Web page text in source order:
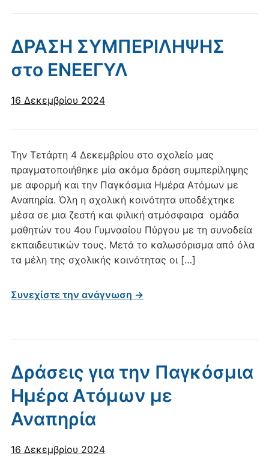
ΔΡΑΣΗ ΣΥΜΠΕΡΙΛΗΨΗΣ
στο ΕΝΕΕΓΥΛ
16 Δεκεμβρίου 2024
Την Τετάρτη 4 Δεκεμβρίου στο σχολείο μας
πραγματοποιήθηκε μία ακόμα δράση συμπερίληψης
με αφορμή και την Παγκόσμια Ημέρα Ατόμων με
Αναπηρία. Όλη η σχολική κοινότητα υποδέχτηκε
μέσα σε μια ζεστή και φιλική ατμόσφαιρα ομάδα
μαθητών του 4ου Γυμνασίου Πύργου με τη συνοδεία
εκπαιδευτικών τους. Μετά το καλωσόρισμα από όλα
τα μέλη της σχολικής κοινότητας οι […]
Συνεχίστε την ανάγνωση →
Δράσεις για την Παγκόσμια
Ημέρα Ατόμων με
Αναπηρία
16 Δεκεμβρίου 2024